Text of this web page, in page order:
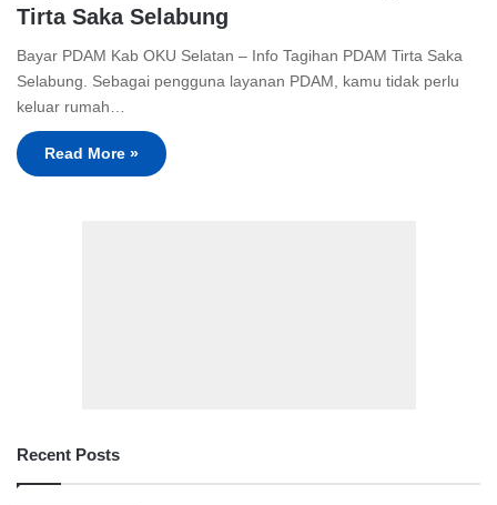
Tirta Saka Selabung
Bayar PDAM Kab OKU Selatan – Info Tagihan PDAM Tirta Saka
Selabung. Sebagai pengguna layanan PDAM, kamu tidak perlu
keluar rumah…
Read More »
Recent Posts